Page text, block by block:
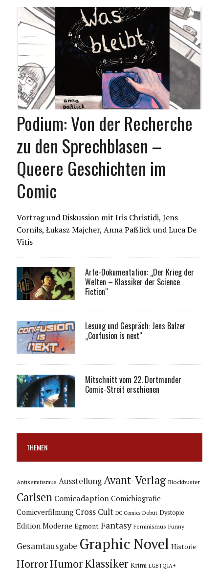
Podium: Von der Recherche
zu den Sprechblasen –
Queere Geschichten im
Comic
Vortrag und Diskussion mit Iris Christidi, Jens
Cornils, Łukasz Majcher, Anna Paßlick und Luca De
Vitis
Arte-Dokumentation: „Der Krieg der
Welten – Klassiker der Science
Fiction“
Lesung und Gespräch: Jens Balzer
„Confusion is next“
Mitschnitt vom 22. Dortmunder
Comic-Streit erschienen
THEMEN
Antisemitismus Ausstellung Avant-Verlag Blockbuster
Carlsen Comicadaption Comicbiografie
Comicverfilmung Cross Cult DC Comics Debüt Dystopie
Edition Moderne Egmont Fantasy Feminismus Funny
Gesamtausgabe Graphic Novel Historie
HorrorHumorKlassiker Krimi LGBTQIA+